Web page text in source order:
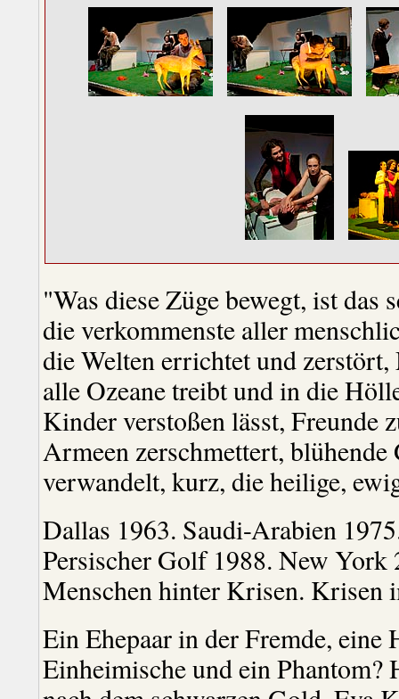
"Was diese Züge bewegt, ist das
die verkommenste aller
die Welten errichtet und
alle Ozeane treibt und in die
Kinder verstoßen lässt, Freunde
Armeen zerschmettert, blühende
verwandelt, kurz, die heilige,
Dallas 1963. Saudi-Arabien
Persischer Golf 1988. New York
Menschen hinter Krisen. Krisen
Ein Ehepaar in der Fremde, eine
Einheimische und ein Phantom?